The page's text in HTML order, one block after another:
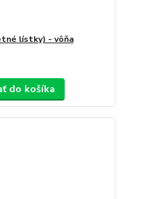
lístky) - vôňa
do košíka